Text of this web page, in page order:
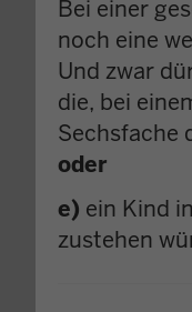
Bei einer
noch eine
Und zwar
die, bei
Sechsfache
oder
e) ein Kind
zustehen